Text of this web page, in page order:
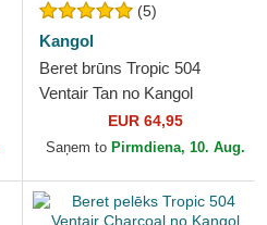
(5)
Kangol
Beret brūns Tropic 504
Ventair Tan no Kangol
EUR 64,95
Saņem to Pirmdiena, 10. Aug.